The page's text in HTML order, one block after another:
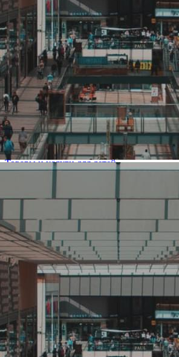
О ритейлере
О компании
Информация о развитии ритейлера
Где представлена ТС
Контакты
О ритейлере
Название:
МINIDINO
Компания создана в стране
Россия
Основной вид деятельности
Товары и услуги для детей
Ценовая категория
Компания основана
Количество объектов в мире
10
Количество объектов в России
10
Представлены в регионах
Москва ,Санкт-Петербург,Барнаул,
Красноярск,Новосибирск
Изменить
Наличие франчайзинга
Нет
О компании